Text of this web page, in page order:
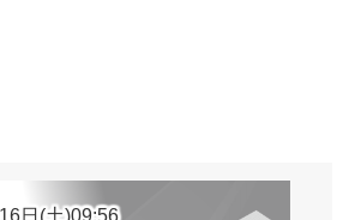
日(土)09:56